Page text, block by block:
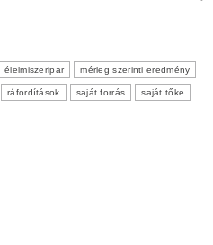
élelmiszeripar mérleg szerinti eredmény
ráfordítások saját forrás saját tőke